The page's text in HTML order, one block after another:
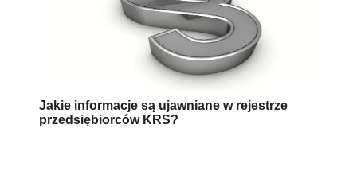
Jakie informacje są ujawniane w rejestrze
przedsiębiorców KRS?